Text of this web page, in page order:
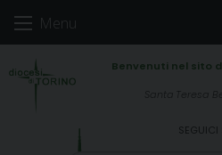
Menu
Santa Teresa